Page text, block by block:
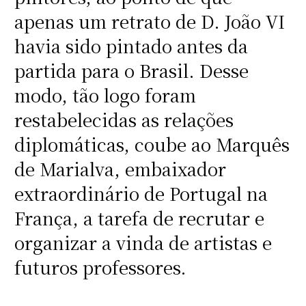
apenas um retrato de D. João VI
havia sido pintado antes da
partida para o Brasil. Desse
modo, tão logo foram
restabelecidas as relações
diplomáticas, coube ao Marquês
de Marialva, embaixador
extraordinário de Portugal na
França, a tarefa de recrutar e
organizar a vinda de artistas e
futuros professores.